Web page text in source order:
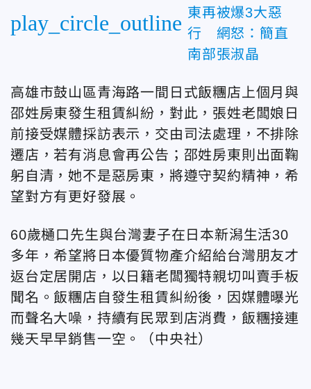
play_circle_outline 東再被爆3大惡
行 網怒：簡直
南部張淑晶
高雄市鼓山區青海路一間日式飯糰店上個月與
邵姓房東發生租賃糾紛，對此，張姓老闆娘日
前接受媒體採訪表示，交由司法處理，不排除
遷店，若有消息會再公告；邵姓房東則出面鞠
躬自清，她不是惡房東，將遵守契約精神，希
望對方有更好發展。
60歲樋口先生與台灣妻子在日本新潟生活30
多年，希望將日本優質物產介紹給台灣朋友才
返台定居開店，以日籍老闆獨特親切叫賣手板
聞名。飯糰店自發生租賃糾紛後，因媒體曝光
而聲名大噪，持續有民眾到店消費，飯糰接連
幾天早早銷售一空。
（中央社）